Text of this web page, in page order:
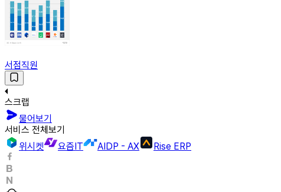
서점직원
스크랩
물어보기
서비스 전체보기
위시켓
요즘IT AIDP - AX Rise ERP